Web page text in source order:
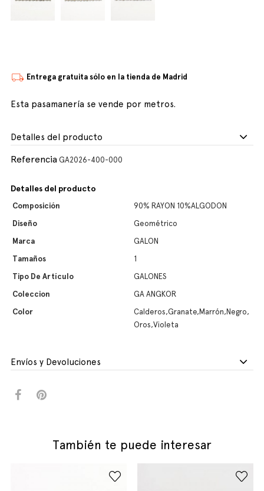
Entrega gratuita sólo en la tienda de Madrid
Esta pasamanería se vende por metros.
Detalles del producto
Referencia GA2026-400-000
Detalles del producto
Composición
90% RAYON 10%ALGODON
Diseño
Geométrico
Marca
GALON
Tamaños
1
Tipo De Artículo
GALONES
Coleccion
GA ANGKOR
Color
Calderos,Granate,Marrón,Negro,
Oros,Violeta
Envíos y Devoluciones
También te puede interesar